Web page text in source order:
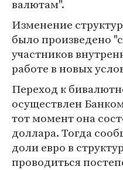
валютам".
Изменение
было произведено
участников
работе в новых
Переход к
осуществлен
тот момент она
доллара. Тогда
доли евро в
проводиться